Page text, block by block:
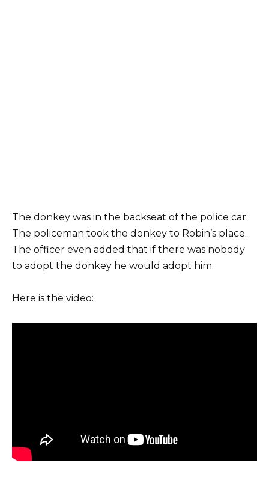
The donkey was in the backseat of the police car.
The policeman took the donkey to Robin’s place.
The officer even added that if there was nobody
to adopt the donkey he would adopt him.
Here is the video: